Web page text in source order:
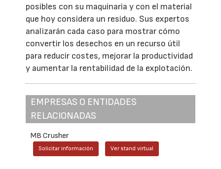
posibles con su maquinaria y con el material
que hoy considera un residuo. Sus expertos
analizarán cada caso para mostrar cómo
convertir los desechos en un recurso útil
para reducir costes, mejorar la productividad
y aumentar la rentabilidad de la explotación.
EMPRESAS O ENTIDADES
RELACIONADAS
MB Crusher
Solicitar información Ver stand virtual